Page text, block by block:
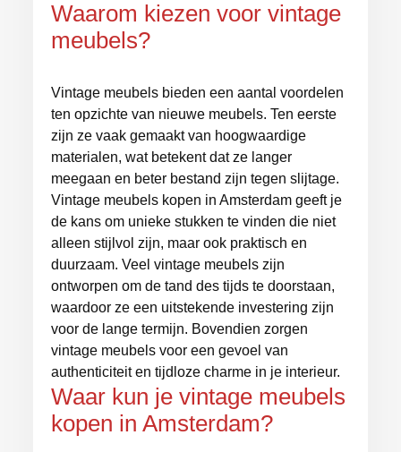
Waarom kiezen voor vintage
meubels?
Vintage meubels bieden een aantal voordelen
ten opzichte van nieuwe meubels. Ten eerste
zijn ze vaak gemaakt van hoogwaardige
materialen, wat betekent dat ze langer
meegaan en beter bestand zijn tegen slijtage.
Vintage meubels kopen in Amsterdam geeft je
de kans om unieke stukken te vinden die niet
alleen stijlvol zijn, maar ook praktisch en
duurzaam. Veel vintage meubels zijn
ontworpen om de tand des tijds te doorstaan,
waardoor ze een uitstekende investering zijn
voor de lange termijn. Bovendien zorgen
vintage meubels voor een gevoel van
authenticiteit en tijdloze charme in je interieur.
Waar kun je vintage meubels
kopen in Amsterdam?